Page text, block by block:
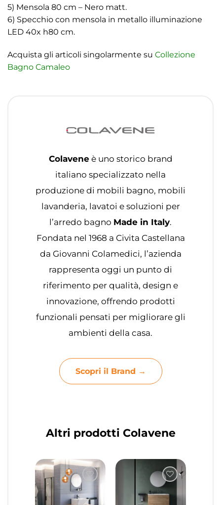
5) Mensola 80 cm – Nero matt.
6) Specchio con mensola in metallo illuminazione
LED 40x h80 cm.
Acquista gli articoli singolarmente su Collezione
Bagno Camaleo
Colaveneè uno storico brand
italiano specializzato nella
produzione di mobili bagno, mobili
lavanderia, lavatoi e soluzioni per
l’arredo bagno Made in Italy.
Fondata nel 1968 a Civita Castellana
da Giovanni Colamedici, l’azienda
rappresenta oggi un punto di
riferimento per qualità, design e
innovazione, offrendo prodotti
funzionali pensati per migliorare gli
ambienti della casa.
Scopri il Brand →
Altri prodotti Colavene